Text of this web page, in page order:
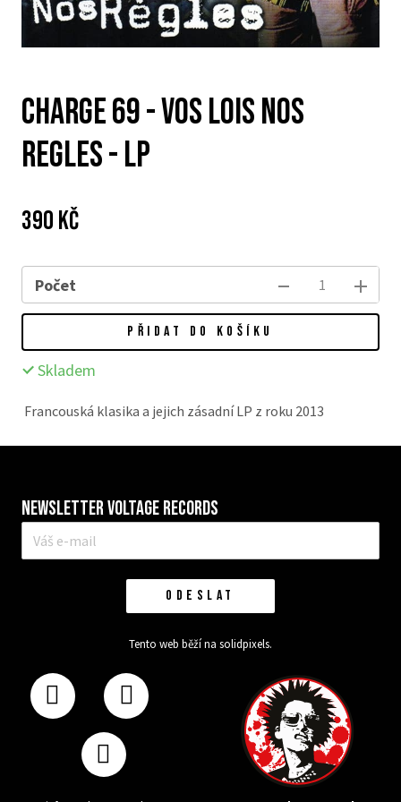
Charge 69 - Vos Lois Nos
Regles - LP
Cena:
390 Kč
Počet
PŘIDAT DO KOŠÍKU
Skladem
Francouská klasika a jejich zásadní LP z roku 2013
Newsletter VOLTAGE RECORDS
E-
mail
ODESLAT
Tento web běží na solidpixels.